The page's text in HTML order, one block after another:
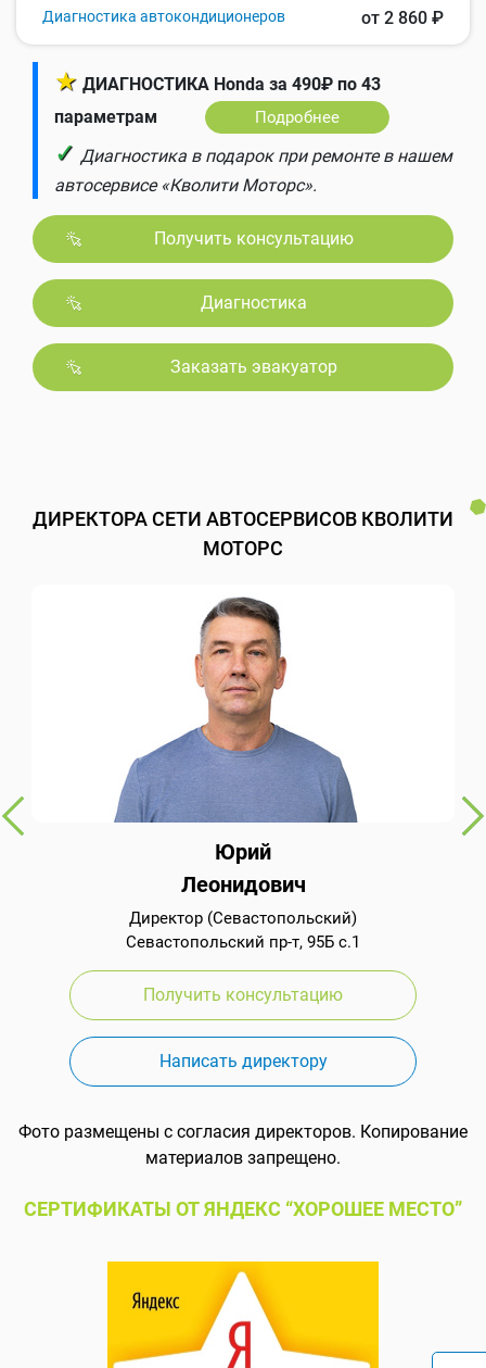
Диагностика автокондиционеров от 2 860 ₽
★ ДИАГНОСТИКА Honda за 490₽ по 43
параметрам
Подробнее
✓ Диагностика в подарок при ремонте в нашем
автосервисе «Кволити Моторс».
Получить консультацию
Диагностика
Заказать эвакуатор
ДИРЕКТОРА СЕТИ АВТОСЕРВИСОВ КВОЛИТИ
МОТОРС
Юрий
Леонидович
Директор (Севастопольский)
Севастопольский пр-т, 95Б с.1
Получить консультацию
Написать директору
Фото размещены с согласия директоров. Копирование
материалов запрещено.
СЕРТИФИКАТЫ ОТ ЯНДЕКС “ХОРОШЕЕ МЕСТО”